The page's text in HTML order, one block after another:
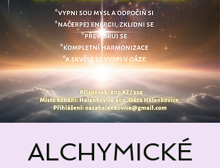
ALCHYMICKÉ